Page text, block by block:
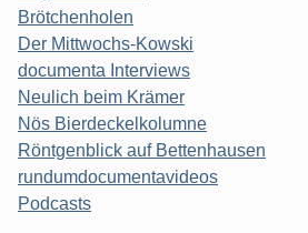
Brötchenholen
Der Mittwochs-Kowski
documenta Interviews
Neulich beim Krämer
Nös Bierdeckelkolumne
Röntgenblick auf Bettenhausen
rundumdocumentavideos
Podcasts